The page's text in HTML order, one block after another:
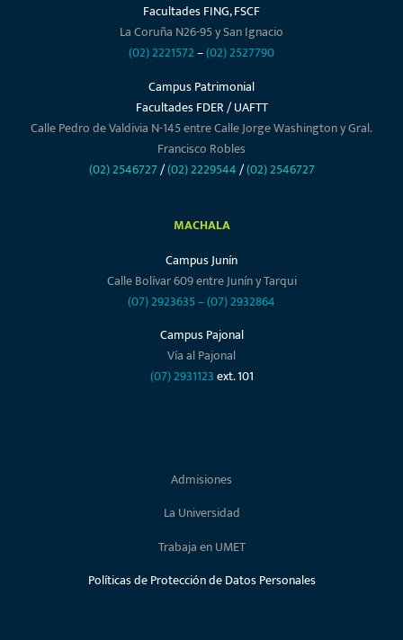
Facultades FING, FSCF
La Coruña N26-95 y San Ignacio
(02) 2221572–(02) 2527790
Campus Patrimonial
Facultades FDER / UAFTT
Calle Pedro de Valdivia N-145 entre Calle Jorge Washington y Gral.
Francisco Robles
(02) 2546727/(02) 2229544/(02) 2546727
MACHALA
Campus Junín
Calle Bolívar 609 entre Junín y Tarqui
(07) 2923635–(07) 2932864
Campus Pajonal
Vía al Pajonal
(07) 2931123ext. 101
Admisiones
La Universidad
Trabaja en UMET
Políticas de Protección de Datos Personales